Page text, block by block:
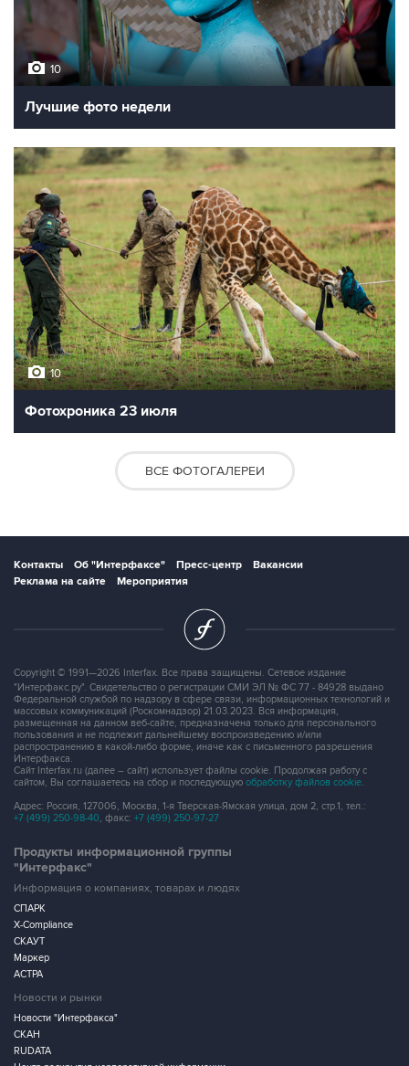
10
Лучшие фото недели
10
Фотохроника 23 июля
ВСЕ ФОТОГАЛЕРЕИ
Контакты Об "Интерфаксе" Пресс-центр
Вакансии
Реклама на сайте
Мероприятия
Copyright © 1991—2026 Interfax. Все права защищены. Сетевое издание
"Интерфакс.ру". Свидетельство о регистрации СМИ ЭЛ № ФС 77 - 84928 выдано
Федеральной службой по надзору в сфере связи, информационных технологий и
массовых коммуникаций (Роскомнадзор) 21.03.2023. Вся информация,
размещенная на данном веб-сайте, предназначена только для персонального
пользования и не подлежит дальнейшему воспроизведению и/или
распространению в какой-либо форме, иначе как с письменного разрешения
Интерфакса.
Сайт Interfax.ru (далее – сайт) использует файлы cookie. Продолжая работу с
сайтом, Вы соглашаетесь на сбор и последующую обработку файлов cookie.
Адрес: Россия, 127006, Москва, 1-я Тверская-Ямская улица, дом 2, стр.1, тел.:
+7 (499) 250-98-40, факс: +7 (499) 250-97-27
Продукты информационной группы
"Интерфакс"
Информация о компаниях, товарах и людях
СПАРК
X-Compliance
СКАУТ
Маркер
АСТРА
Новости и рынки
Новости "Интерфакса"
СКАН
RUDATA